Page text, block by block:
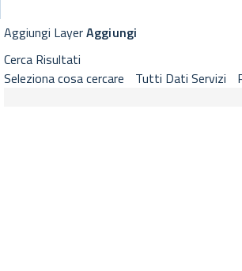
GeoViewer RNDT
Visualizzatore cartografico RNDT con
Aggiungi LayerAggiungi
Cerca Risultati
Seleziona cosa cercare
Tutti Dati Servizi